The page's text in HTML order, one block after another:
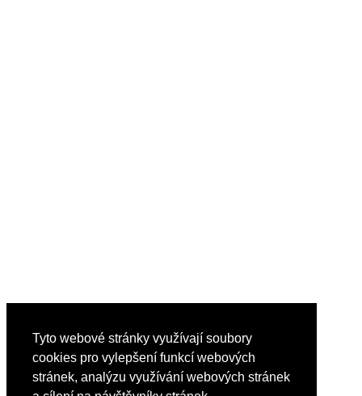
Tyto webové stránky využívají soubory
cookies pro vylepšení funkcí webových
stránek, analýzu využívání webových stránek